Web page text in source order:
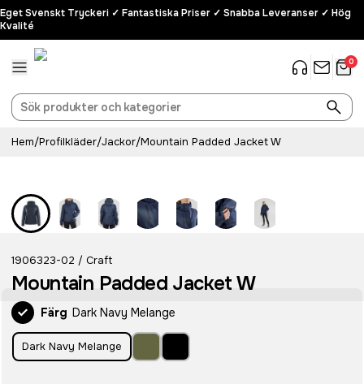
Eget Svenskt Tryckeri ✓ Fantastiska Priser ✓ Snabba Leveranser ✓ Hög
Kvalité
0
Hem/Profilkläder/Jackor/Mountain Padded Jacket W
1906323-02 / Craft
Mountain Padded Jacket W
Färg Dark Navy Melange
Dark Navy Melange